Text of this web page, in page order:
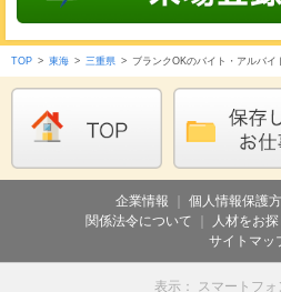
TOP > 東海 > 三重県 > ブランクOKのバイト・アルバイ
企業情報 ｜ 個人情報保護
関係法令について ｜
人材をお
サイトマッ
表示： スマート